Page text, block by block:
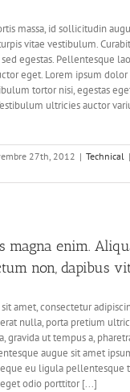
massa, id sollicitudin
vitae vestibulum.
egestas. Pellentesque
eget. Lorem ipsum
tortor nisi, egestas
ultricies auctor
27th, 2012 | Technical |
magna enim.
non, dapibus
amet, consectetur
nulla, porta pretium
gravida ut tempus a,
augue sit amet
eu ligula pellentesque
odio porttitor [...]